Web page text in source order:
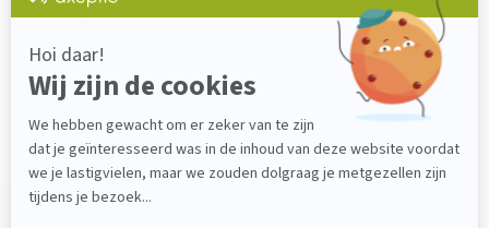
verkoop@lijmenwinkel.nl
. Wij helpen u graag!
Recent bekeken